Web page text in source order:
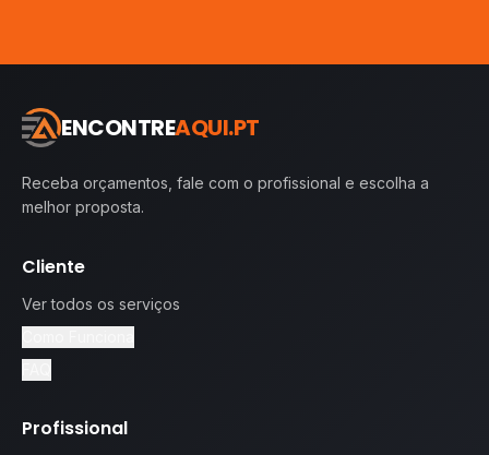
ENCONTREAQUI.PT
Receba orçamentos, fale com o profissional e escolha a
melhor proposta.
Cliente
Ver todos os serviços
Profissional